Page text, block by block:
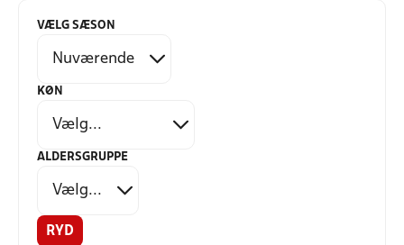
VÆLG SÆSON
KØN
ALDERSGRUPPE
RYD